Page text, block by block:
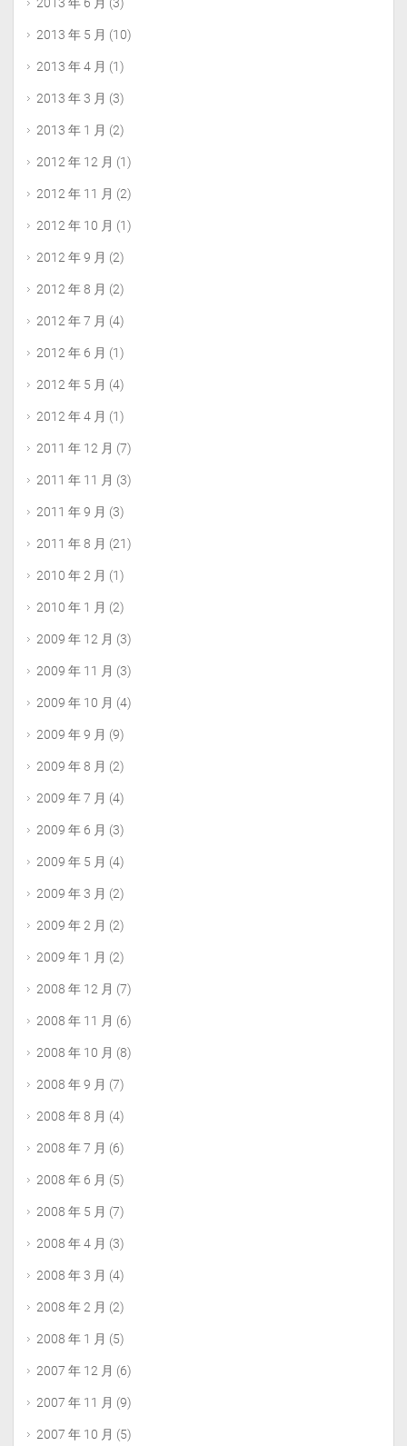
2013 年 5 月 (10)
2013 年 4 月 (1)
2013 年 3 月 (3)
2013 年 1 月 (2)
2012 年 12 月 (1)
2012 年 11 月 (2)
2012 年 10 月 (1)
2012 年 9 月 (2)
2012 年 8 月 (2)
2012 年 7 月 (4)
2012 年 6 月 (1)
2012 年 5 月 (4)
2012 年 4 月 (1)
2011 年 12 月 (7)
2011 年 11 月 (3)
2011 年 9 月 (3)
2011 年 8 月 (21)
2010 年 2 月 (1)
2010 年 1 月 (2)
2009 年 12 月 (3)
2009 年 11 月 (3)
2009 年 10 月 (4)
2009 年 9 月 (9)
2009 年 8 月 (2)
2009 年 7 月 (4)
2009 年 6 月 (3)
2009 年 5 月 (4)
2009 年 3 月 (2)
2009 年 2 月 (2)
2009 年 1 月 (2)
2008 年 12 月 (7)
2008 年 11 月 (6)
2008 年 10 月 (8)
2008 年 9 月 (7)
2008 年 8 月 (4)
2008 年 7 月 (6)
2008 年 6 月 (5)
2008 年 5 月 (7)
2008 年 4 月 (3)
2008 年 3 月 (4)
2008 年 2 月 (2)
2008 年 1 月 (5)
2007 年 12 月 (6)
2007 年 11 月 (9)
2007 年 10 月 (5)